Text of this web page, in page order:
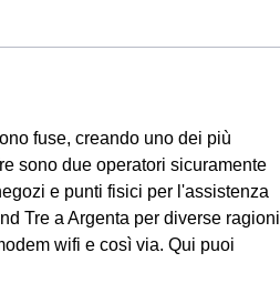
fuse, creando uno dei più
sono due operatori sicuramente
e punti fisici per l'assistenza
Tre a Argenta per diverse ragioni
wifi e così via. Qui puoi